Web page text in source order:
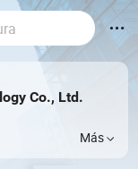
Co., Ltd.
Más